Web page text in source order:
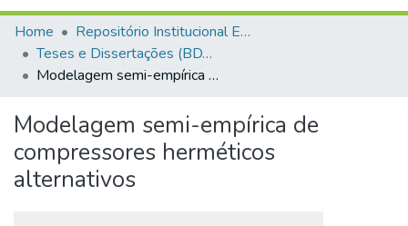
Communities & Collections
All of DSpace
Statistics
Home
Repositório Institucional EESC
Teses e Dissertações (BDTD USP)
Modelagem semi-empírica de compressores herméticos alternativos
Modelagem semi-empírica de
compressores herméticos
alternativos